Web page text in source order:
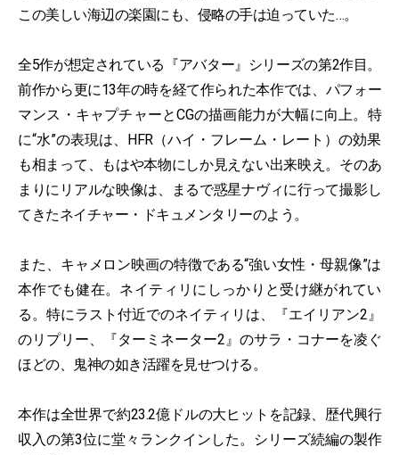
この美しい海辺の楽園にも、侵略の手は迫っていた…。
全5作が想定されている『アバター』シリーズの第2作目。
前作から更に13年の時を経て作られた本作では、パフォー
マンス・キャプチャーとCGの描画能力が大幅に向上。特
に“水”の表現は、HFR（ハイ・フレーム・レート）の効果
も相まって、もはや本物にしか見えない出来映え。そのあ
まりにリアルな映像は、まるで惑星ナヴィに行って撮影し
てきたネイチャー・ドキュメンタリーのよう。
また、キャメロン映画の特徴である“強い女性・母親像”は
本作でも健在。ネイティリにしっかりと受け継がれてい
る。特にラスト付近でのネイティリは、『エイリアン2』
のリプリー、『ターミネーター2』のサラ・コナーを凌ぐ
ほどの、鬼神の如き活躍を見せつける。
本作は全世界で約23.2億ドルの大ヒットを記録、歴代興行
収入の第3位に堂々ランクインした。シリーズ続編の製作